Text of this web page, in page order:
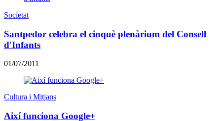
Societat
Santpedor celebra el cinquè plenàrium del Consell
d'Infants
01/07/2011
Cultura i Mitjans
Així funciona Google+